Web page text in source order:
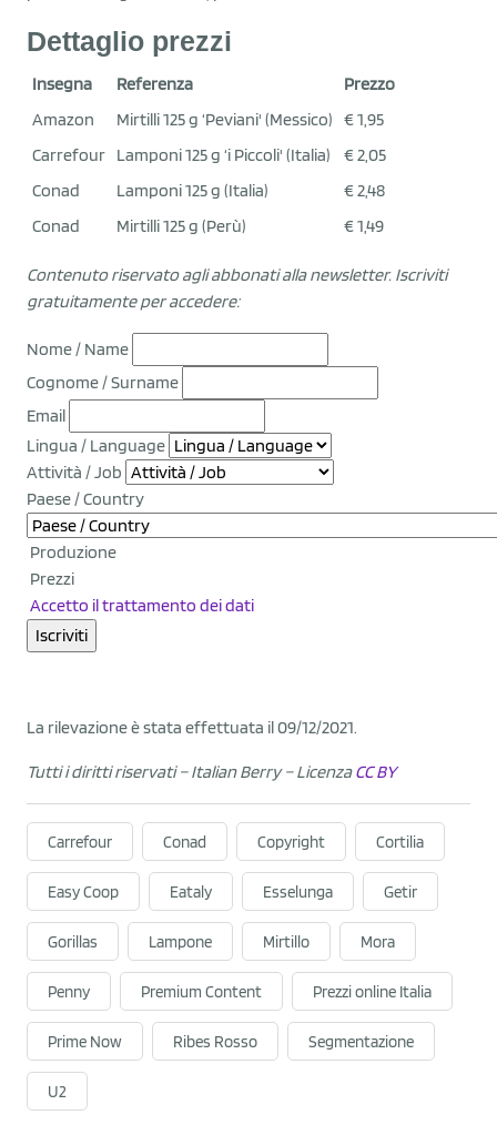
Dettaglio prezzi
Insegna Referenza
Prezzo
Amazon
Mirtilli 125 g ‘Peviani' (Messico) € 1,95
Carrefour Lamponi 125 g ‘i Piccoli' (Italia)
€ 2,05
Conad
Lamponi 125 g (Italia)
€ 2,48
Conad
Mirtilli 125 g (Perù) € 1,49
Contenuto riservato agli abbonati alla newsletter. Iscriviti
gratuitamente per accedere:
Nome / Name
Cognome / Surname
Email
Lingua / Language
Attività / Job
Paese / Country
Produzione
Prezzi
Accetto il trattamento dei dati
La rilevazione è stata effettuata il 09/12/2021.
Tutti i diritti riservati – Italian Berry – LicenzaCC BY
Carrefour Conad Copyright Cortilia
Easy Coop Eataly Esselunga Getir
Gorillas Lampone Mirtillo Mora
Penny Premium Content Prezzi online Italia
Prime Now Ribes Rosso Segmentazione
U2